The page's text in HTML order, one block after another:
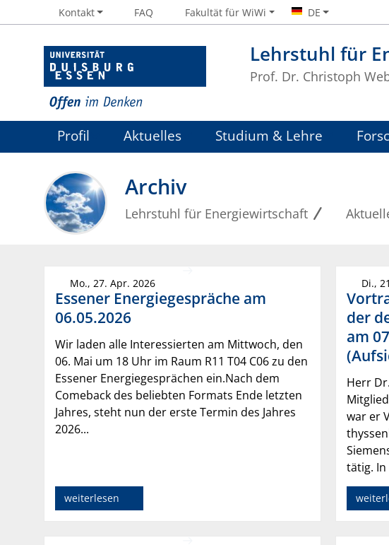
Lehrstuhl für
Prof. Dr. Christoph
Kontakt FAQ Fakultät für WiWi DE
Profil Aktuelles Studium & Lehre
Archiv
Lehrstuhl für Energiewirtschaft
Mo., 27. Apr. 2026
Essener Energiegespräche am
06.05.2026
Wir laden alle Interessierten am Mittwoch, den
06. Mai um 18 Uhr im Raum R11 T04 C06 zu den
Essener Energiegesprächen ein.Nach dem
Comeback des beliebten Formats Ende letzten
Jahres, steht nun der erste Termin des Jahres
2026...
weiterlesen
Di.,
der
am
Herr
war er
tätig. In